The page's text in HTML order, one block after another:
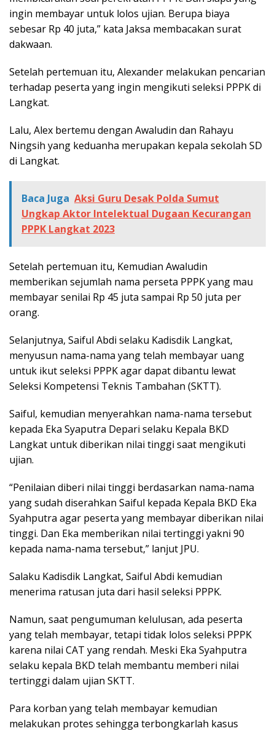
ingin membayar untuk lolos ujian. Berupa biaya
sebesar Rp 40 juta,” kata Jaksa membacakan surat
dakwaan.
Setelah pertemuan itu, Alexander melakukan pencarian
terhadap peserta yang ingin mengikuti seleksi PPPK di
Langkat.
Lalu, Alex bertemu dengan Awaludin dan Rahayu
Ningsih yang keduanha merupakan kepala sekolah SD
di Langkat.
Baca Juga Aksi Guru Desak Polda Sumut
Ungkap Aktor Intelektual Dugaan Kecurangan
PPPK Langkat 2023
Setelah pertemuan itu, Kemudian Awaludin
memberikan sejumlah nama perseta PPPK yang mau
membayar senilai Rp 45 juta sampai Rp 50 juta per
orang.
Selanjutnya, Saiful Abdi selaku Kadisdik Langkat,
menyusun nama-nama yang telah membayar uang
untuk ikut seleksi PPPK agar dapat dibantu lewat
Seleksi Kompetensi Teknis Tambahan (SKTT).
Saiful, kemudian menyerahkan nama-nama tersebut
kepada Eka Syaputra Depari selaku Kepala BKD
Langkat untuk diberikan nilai tinggi saat mengikuti
ujian.
“Penilaian diberi nilai tinggi berdasarkan nama-nama
yang sudah diserahkan Saiful kepada Kepala BKD Eka
Syahputra agar peserta yang membayar diberikan nilai
tinggi. Dan Eka memberikan nilai tertinggi yakni 90
kepada nama-nama tersebut,” lanjut JPU.
Salaku Kadisdik Langkat, Saiful Abdi kemudian
menerima ratusan juta dari hasil seleksi PPPK.
Namun, saat pengumuman kelulusan, ada peserta
yang telah membayar, tetapi tidak lolos seleksi PPPK
karena nilai CAT yang rendah. Meski Eka Syahputra
selaku kepala BKD telah membantu memberi nilai
tertinggi dalam ujian SKTT.
Para korban yang telah membayar kemudian
melakukan protes sehingga terbongkarlah kasus